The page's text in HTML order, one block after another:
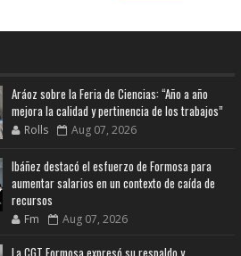
Aráoz sobre la Feria de Ciencias: “Año a año
mejora la calidad y pertinencia de los trabajos”
Rolls Aug 07, 2026
Ibáñez destacó el esfuerzo de Formosa para
aumentar salarios en un contexto de caída de
recursos
Fm Aug 07, 2026